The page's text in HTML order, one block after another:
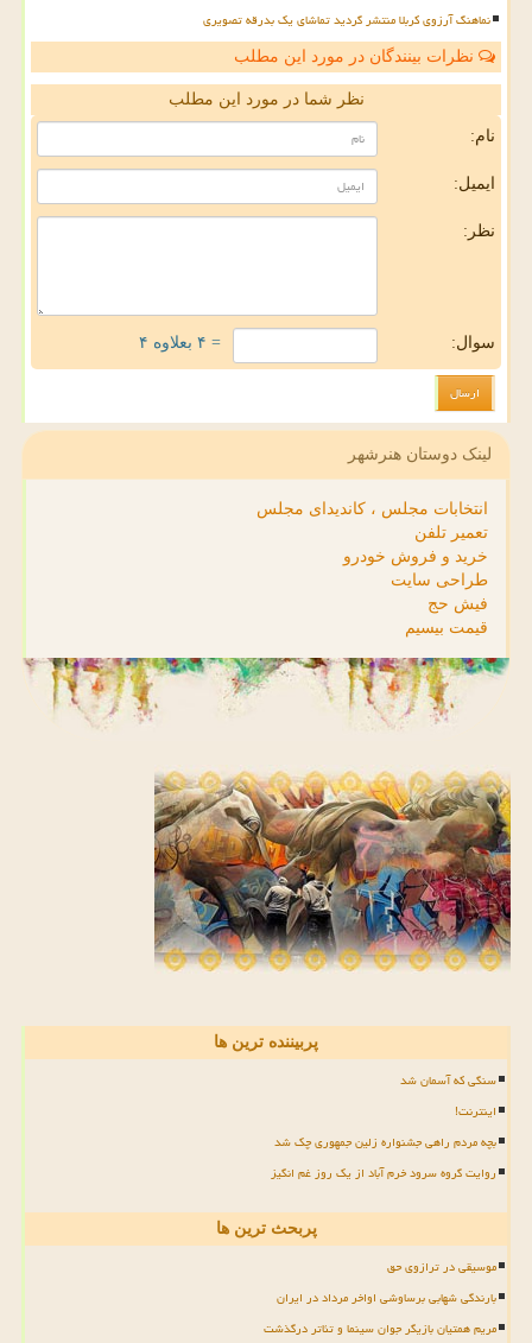
نماهنگ آرزوی کربلا منتشر گردید تماشای یک بدرقه تصویری
نظرات بینندگان در مورد این مطلب
نظر شما در مورد این مطلب
نام:
ایمیل:
نظر:
سوال: = ۴ بعلاوه ۴
لینک دوستان هنرشهر
انتخابات مجلس ، کاندیدای مجلس
تعمیر تلفن
خرید و فروش خودرو
طراحی سایت
فیش حج
قیمت بیسیم
پربیننده ترین ها
سنگی که آسمان شد
اینترنت!
بچه مردم راهی جشنواره زلین جمهوری چک شد
روایت گروه سرود خرم آباد از یک روز غم انگیز
پربحث ترین ها
موسیقی در ترازوی حق
بارندگی شهابی برساوشی اواخر مرداد در ایران
مریم همتیان بازیگر جوان سینما و تئاتر درگذشت